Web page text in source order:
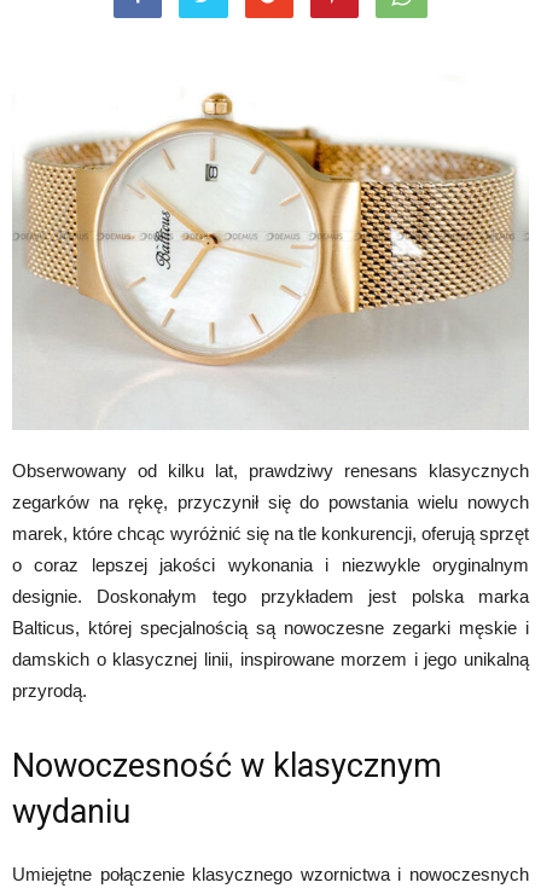
Obserwowany od kilku lat, prawdziwy renesans klasycznych
zegarków na rękę, przyczynił się do powstania wielu nowych
marek, które chcąc wyróżnić się na tle konkurencji, oferują sprzęt
o coraz lepszej jakości wykonania i niezwykle oryginalnym
designie. Doskonałym tego przykładem jest polska marka
Balticus, której specjalnością są nowoczesne zegarki męskie i
damskich o klasycznej linii, inspirowane morzem i jego unikalną
przyrodą.
Nowoczesność w klasycznym
wydaniu
Umiejętne połączenie klasycznego wzornictwa i nowoczesnych